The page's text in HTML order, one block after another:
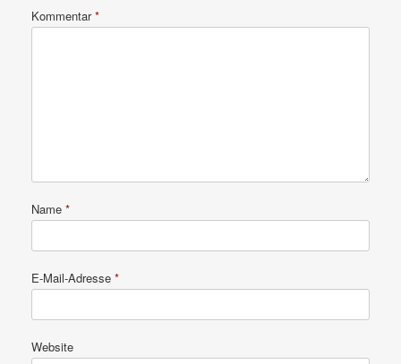
Kommentar*
Name *
E-Mail-Adresse *
Website